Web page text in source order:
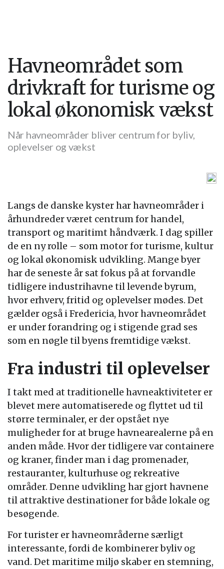
Havneområdet som
drivkraft for turisme og
lokal økonomisk vækst
Når havneområder bliver centrum for byliv,
oplevelser og vækst
Langs de danske kyster har havneområder i
århundreder været centrum for handel,
transport og maritimt håndværk. I dag spiller
de en ny rolle – som motor for turisme, kultur
og lokal økonomisk udvikling. Mange byer
har de seneste år sat fokus på at forvandle
tidligere industrihavne til levende byrum,
hvor erhverv, fritid og oplevelser mødes. Det
gælder også i Fredericia, hvor havneområdet
er under forandring og i stigende grad ses
som en nøgle til byens fremtidige vækst.
Fra industri til oplevelser
I takt med at traditionelle havneaktiviteter er
blevet mere automatiserede og flyttet ud til
større terminaler, er der opstået nye
muligheder for at bruge havnearealerne på en
anden måde. Hvor der tidligere var containere
og kraner, finder man i dag promenader,
restauranter, kulturhuse og rekreative
områder. Denne udvikling har gjort havnene
til attraktive destinationer for både lokale og
besøgende.
For turister er havneområderne særligt
interessante, fordi de kombinerer byliv og
vand. Det maritime miljø skaber en stemning,